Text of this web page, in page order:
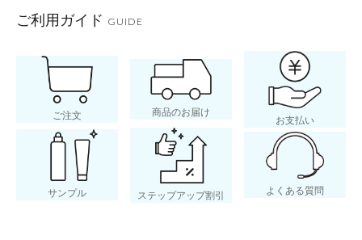
◆パラベン（防腐剤）無添加
◆アルコール（エタノール）
◆鉱物油無添加
ご利用ガイド GUIDE
ご注文 商品のお届け
お支払い
サンプル ステップアップ割引 よくある質問